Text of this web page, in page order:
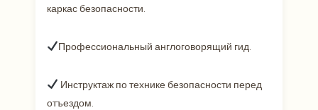
каркас безопасности.
Профессиональный англоговорящий гид.
Инструктаж по технике безопасности перед
отъездом.